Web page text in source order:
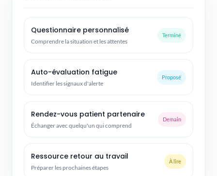
Questionnaire personnalisé
Comprendre la situation et les attentes
Terminé
Auto-évaluation fatigue
Identifier les signaux d'alerte
Proposé
Rendez-vous patient partenaire
Échanger avec quelqu'un qui comprend
Demain
Ressource retour au travail
Préparer les prochaines étapes
À lire